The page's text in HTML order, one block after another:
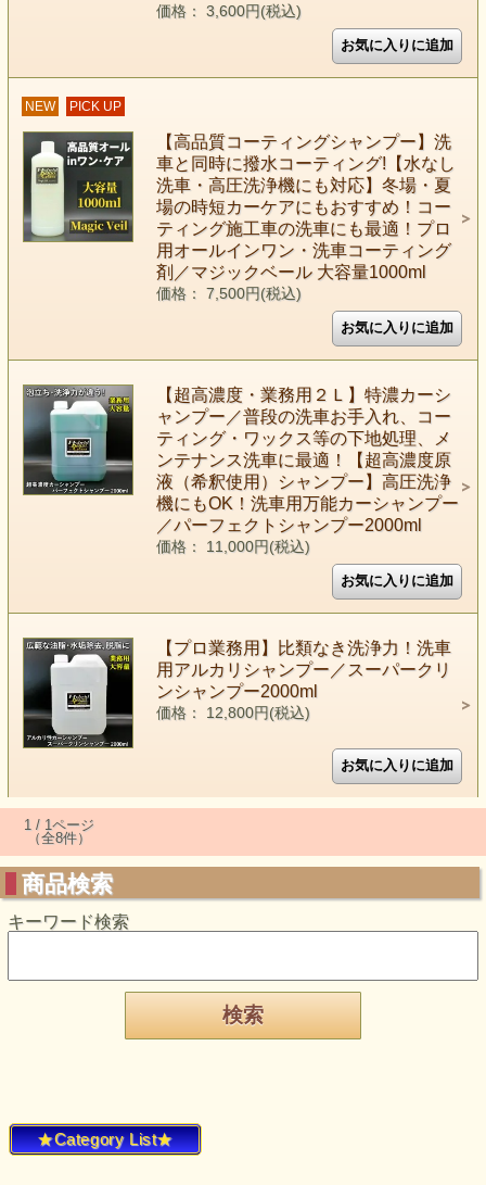
価格： 3,600円(税込)
NEW PICK UP
【高品質コーティングシャンプー】洗
車と同時に撥水コーティング!【水なし
洗車・高圧洗浄機にも対応】冬場・夏
場の時短カーケアにもおすすめ！コー
ティング施工車の洗車にも最適！プロ
用オールインワン・洗車コーティング
剤／マジックベール 大容量1000ml
価格： 7,500円(税込)
【超高濃度・業務用２Ｌ】特濃カーシ
ャンプー／普段の洗車お手入れ、コー
ティング・ワックス等の下地処理、メ
ンテナンス洗車に最適！【超高濃度原
液（希釈使用）シャンプー】高圧洗浄
機にもOK！洗車用万能カーシャンプー
／パーフェクトシャンプー2000ml
価格： 11,000円(税込)
【プロ業務用】比類なき洗浄力！洗車
用アルカリシャンプー／スーパークリ
ンシャンプー2000ml
価格： 12,800円(税込)
1 / 1ページ
（全8件）
商品検索
キーワード検索
★Category List★